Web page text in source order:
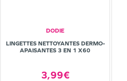
DODIE
LINGETTES NETTOYANTES DERMO-
APAISANTES 3 EN 1 X60
3,99€